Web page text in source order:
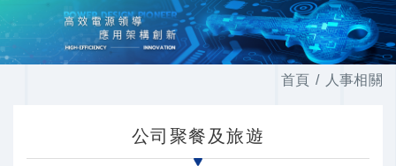
首頁 人事相關
公司聚餐及旅遊